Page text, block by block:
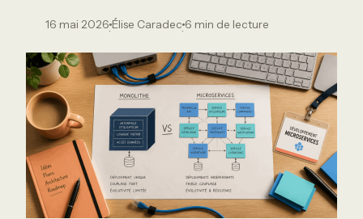
16 mai 2026
·
Élise Caradec
·
6 min de lecture